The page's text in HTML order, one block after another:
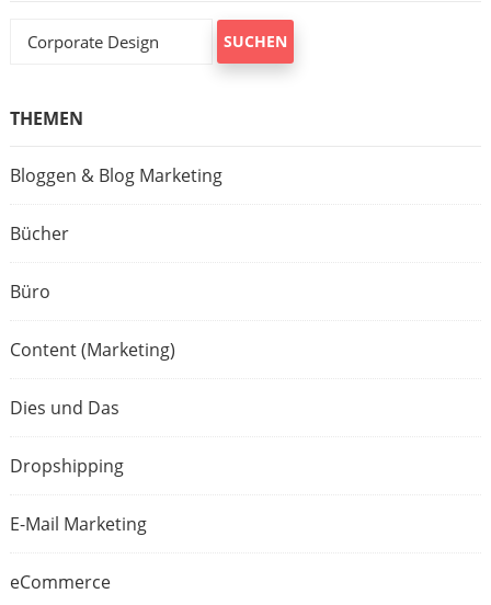
nach:
THEMEN
Bloggen & Blog Marketing
Bücher
Büro
Content (Marketing)
Dies und Das
Dropshipping
E-Mail Marketing
eCommerce